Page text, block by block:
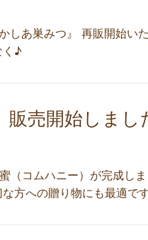
しあ巣みつ』 再販開始
く♪
売開始しまし
（コムハニー）が完成し
方への贈り物にも最適で